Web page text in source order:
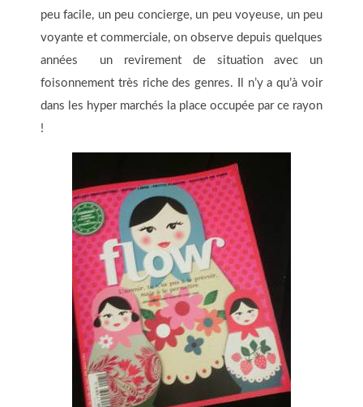
peu facile, un peu concierge, un peu voyeuse, un peu
voyante et commerciale, on observe depuis quelques
années un revirement de situation avec un
foisonnement très riche des genres. Il n’y a qu’à voir
dans les hyper marchés la place occupée par ce rayon
!